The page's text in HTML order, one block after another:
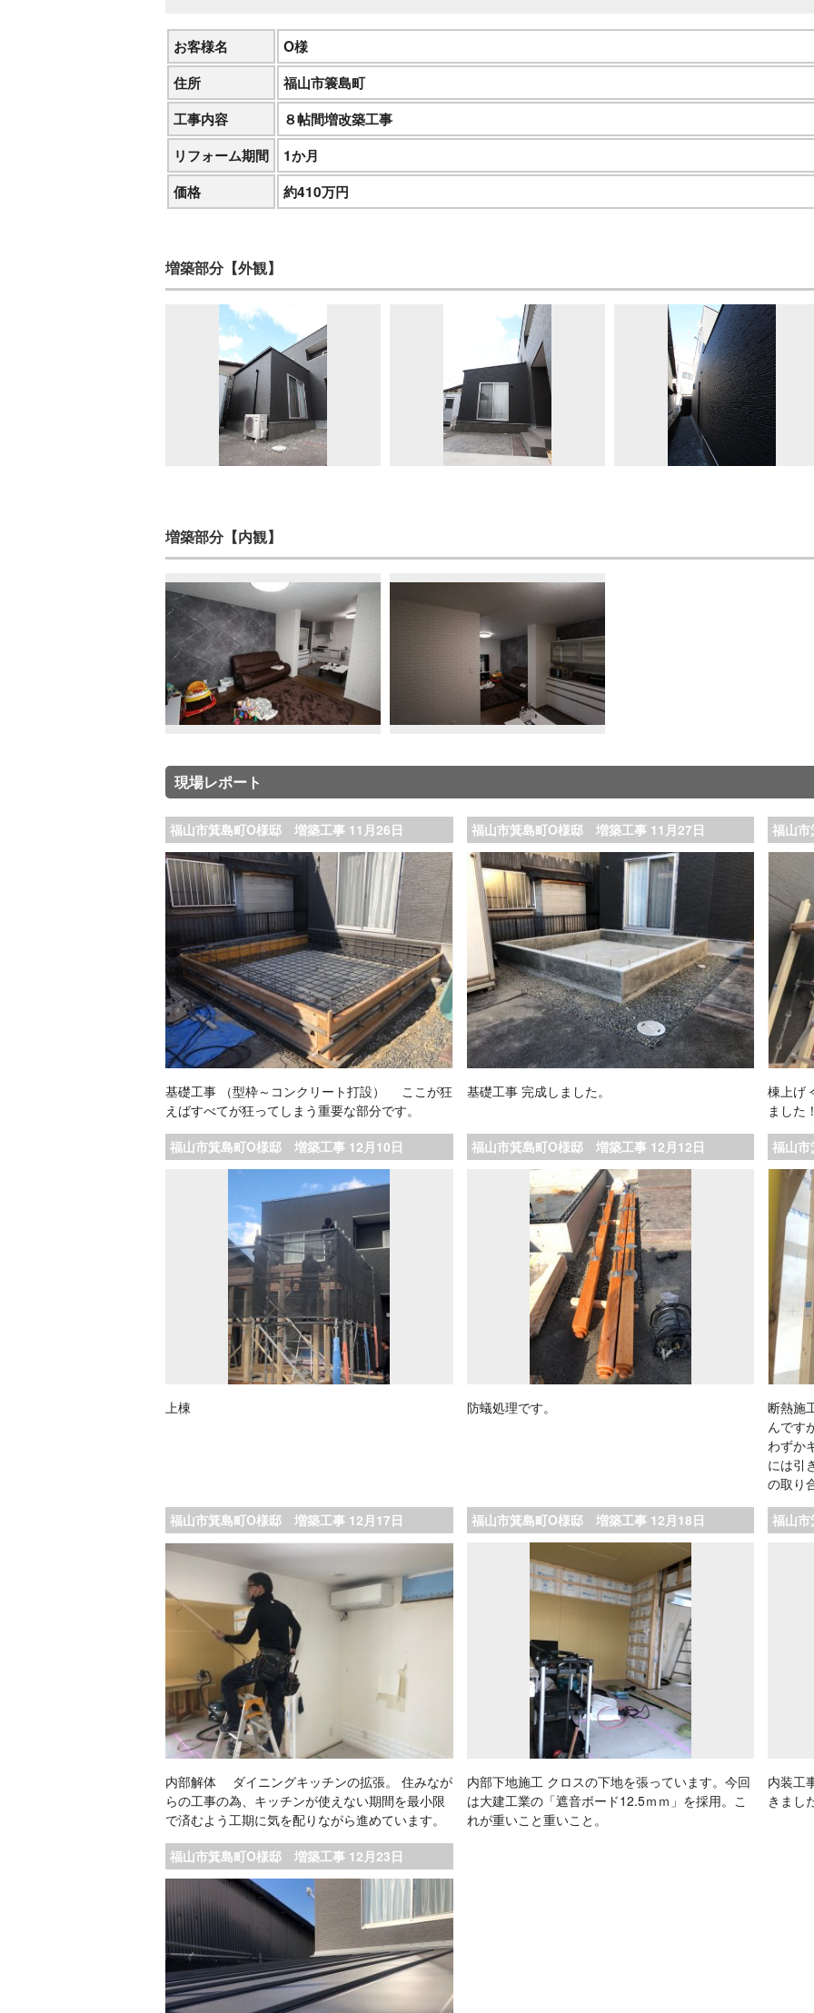
お客様名
O様
住所
福山市簑島町
工事内容
８帖間増改築工事
リフォーム期間
1か月
価格
約410万円
増築部分【外観】
増築部分【内観】
現場レポート
福山市箕島町O様邸 増築工事 11月26日
基礎工事 （型枠～コンクリート打設） ここが狂
えばすべてが狂ってしまう重要な部分です。
福山市箕島町O様邸 増築工事 11月27日
基礎工事 完成しました。
福山
棟上げ
ました
福山市箕島町O様邸 増築工事 12月10日
上棟
福山市箕島町O様邸 増築工事 12月12日
防蟻処理です。
福山
断熱施
んです
わずか
には引
の取り
福山市箕島町O様邸 増築工事 12月17日
内部解体 ダイニングキッチンの拡張。 住みなが
らの工事の為、キッチンが使えない期間を最小限
で済むよう工期に気を配りながら進めています。
福山市箕島町O様邸 増築工事 12月18日
内部下地施工 クロスの下地を張っています。今回
は大建工業の「遮音ボード12.5ｍｍ」を採用。こ
れが重いこと重いこと。
福山
内装工
きまし
福山市箕島町O様邸 増築工事 12月23日